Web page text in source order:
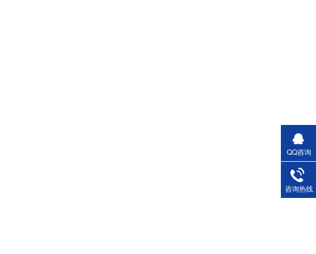
QQ咨询
咨询热线